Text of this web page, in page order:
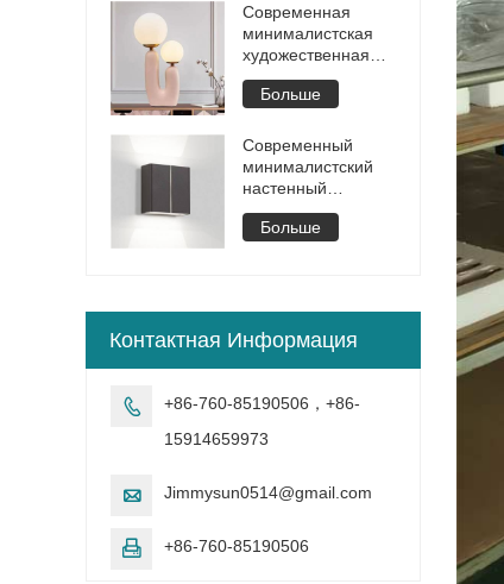
Современная
минималистская
художественная
настольная лампа
Больше
Современный
минималистский
настенный
светильник
Больше
Контактная Информация

+86-760-85190506，+86-
15914659973
 Jimmysun0514@gmail.com
 +86-760-85190506